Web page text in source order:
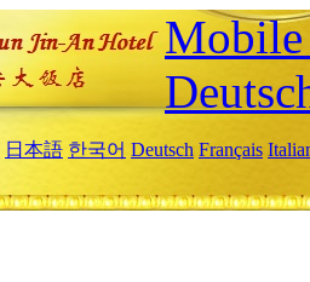
日本語 한국어 Deutsch Français